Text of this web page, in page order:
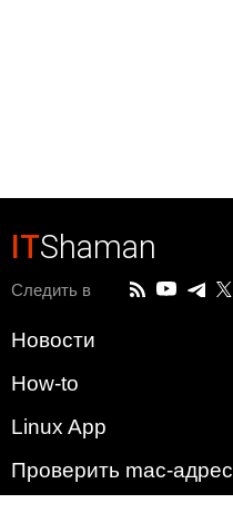
ITShaman
Следить в
Новости
How-to
Linux App
Проверить mac-адрес